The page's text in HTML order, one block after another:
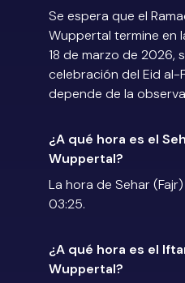
Se espera que el
Wuppertal termine en
18 de marzo de 2026,
celebración del Eid al-
depende de la
¿A qué hora es el
Wuppertal?
La hora de Sehar
03:25.
¿A qué hora es el
Wuppertal?